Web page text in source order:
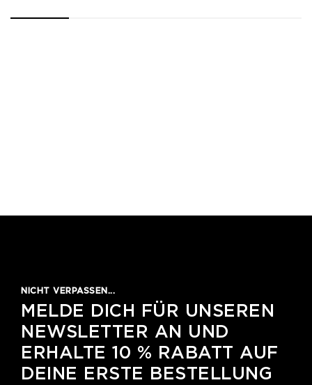
NICHT VERPASSEN...
MELDE DICH FÜR UNSEREN
NEWSLETTER AN UND
ERHALTE 10 % RABATT AUF
DEINE ERSTE BESTELLUNG